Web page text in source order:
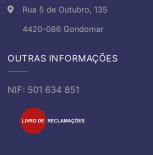
Rua 5 de Outubro, 135
4420-086 Gondomar
OUTRAS INFORMAÇÕES
NIF: 501 634 851